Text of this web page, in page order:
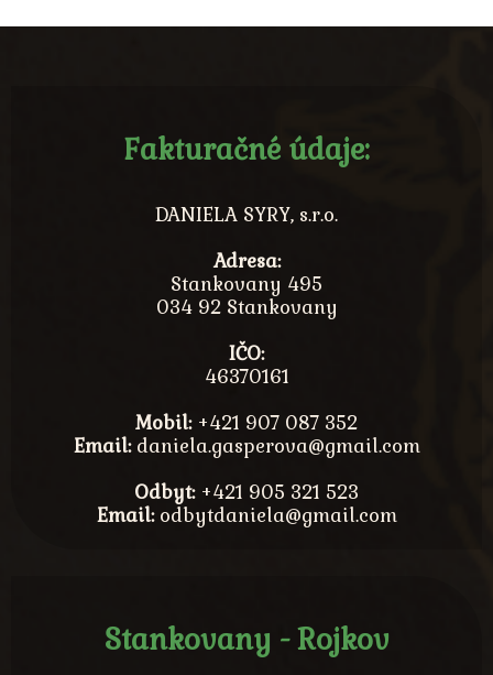
Fakturačné údaje:
DANIELA SYRY, s.r.o.
Adresa:
Stankovany 495
034 92 Stankovany
IČO:
46370161
Mobil:+421 907 087 352
Email:daniela.gasperova@gmail.com
Odbyt:+421 905 321 523
Email:odbytdaniela@gmail.com
Stankovany - Rojkov